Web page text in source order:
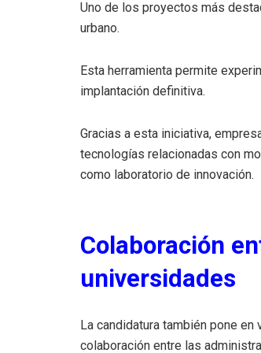
Uno de los proyectos más
urbano.
Esta herramienta permite
implantación definitiva.
Gracias a esta iniciativa,
tecnologías relacionadas con
como laboratorio de innovación.
Colaboración
universidades
La candidatura también pone
colaboración entre las